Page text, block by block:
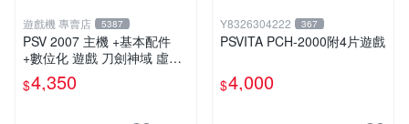
遊戲機 專賣店 5387
PSV 2007 主機 +基本配件
+數位化 遊戲 刀劍神域 虛空
幻界 保修一年
$4,350
Y8326304222 367
PSVITA PCH-2000附4片遊戲
$4,000